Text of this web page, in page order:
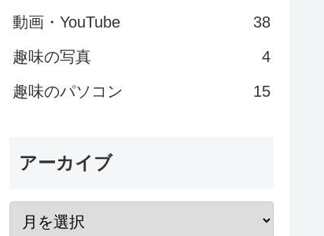
動画・YouTube
38
趣味の写真
4
趣味のパソコン
15
アーカイブ